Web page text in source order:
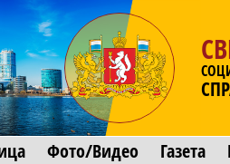
Фото/Видео Газета